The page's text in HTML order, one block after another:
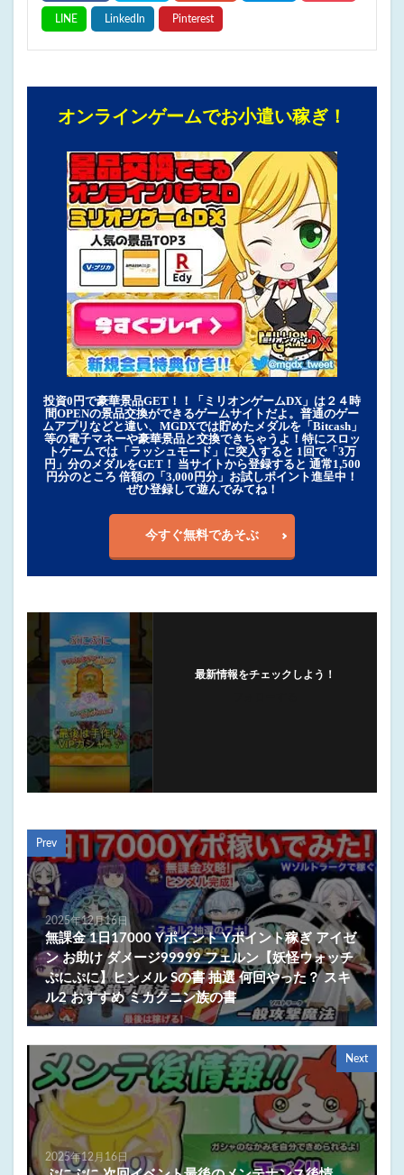
オンラインゲームでお小遣い稼ぎ！
投資0円で豪華景品GET！！「ミリオンゲームDX」は２４時
間OPENの景品交換ができるゲームサイトだよ。普通のゲー
ムアプリなどと違い、MGDXでは貯めたメダルを「Bitcash」
等の電子マネーや豪華景品と交換できちゃうよ！特にスロッ
トゲームでは「ラッシュモード」に突入すると 1回で「3万
円」分のメダルをGET！ 当サイトから登録すると 通常1,500
円分のところ 倍額の「3,000円分」お試しポイント進呈中！
ぜひ登録して遊んでみてね！
今すぐ無料であそぶ
最新情報をチェックしよう！
Prev
2025年12月16日
無課金 1日17000 Yポイント Yポイント稼ぎ アイゼ
ン お助け ダメージ99999 フェルン【妖怪ウォッチ
ぷにぷに】ヒンメル Sの書 抽選 何回やった？ スキ
ル2 おすすめ ミカクニン族の書
Next
2025年12月16日